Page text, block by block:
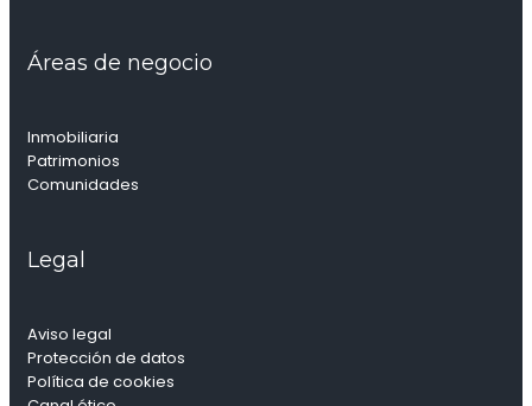
Áreas de negocio
Inmobiliaria
Patrimonios
Comunidades
Legal
Aviso legal
Protección de datos
Política de cookies